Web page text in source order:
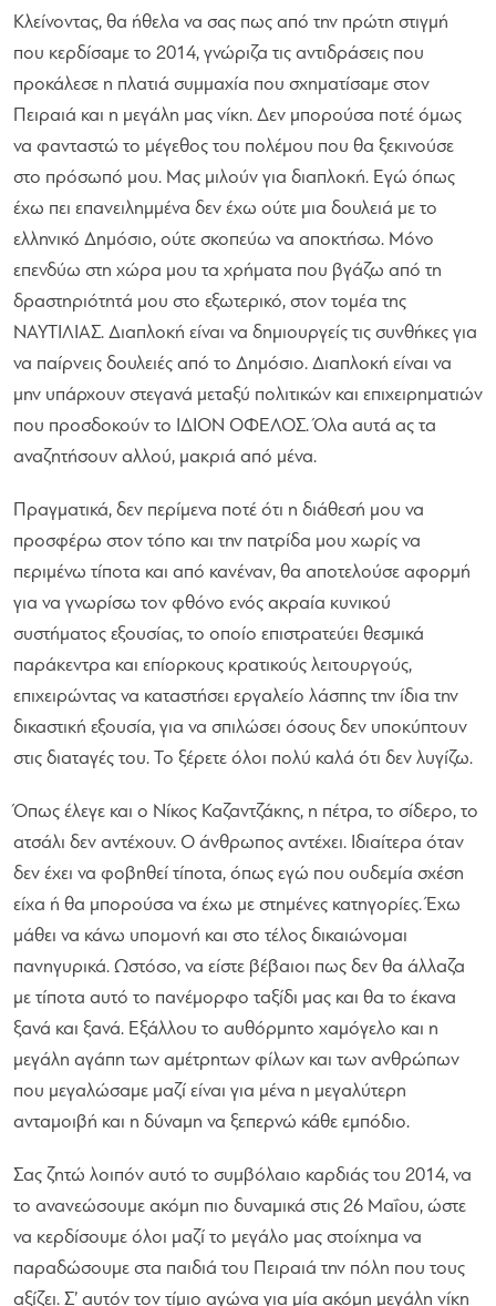
Κλείνοντας, θα ήθελα να σας πως από την πρώτη στιγμή
που κερδίσαμε το 2014, γνώριζα τις αντιδράσεις που
προκάλεσε η πλατιά συμμαχία που σχηματίσαμε στον
Πειραιά και η μεγάλη μας νίκη. Δεν μπορούσα ποτέ όμως
να φανταστώ το μέγεθος του πολέμου που θα ξεκινούσε
στο πρόσωπό μου. Μας μιλούν για διαπλοκή. Εγώ όπως
έχω πει επανειλημμένα δεν έχω ούτε μια δουλειά με το
ελληνικό Δημόσιο, ούτε σκοπεύω να αποκτήσω. Μόνο
επενδύω στη χώρα μου τα χρήματα που βγάζω από τη
δραστηριότητά μου στο εξωτερικό, στον τομέα της
ΝΑΥΤΙΛΙΑΣ. Διαπλοκή είναι να δημιουργείς τις συνθήκες για
να παίρνεις δουλειές από το Δημόσιο. Διαπλοκή είναι να
μην υπάρχουν στεγανά μεταξύ πολιτικών και επιχειρηματιών
που προσδοκούν το ΙΔΙΟΝ ΟΦΕΛΟΣ. Όλα αυτά ας τα
αναζητήσουν αλλού, μακριά από μένα.
Πραγματικά, δεν περίμενα ποτέ ότι η διάθεσή μου να
προσφέρω στον τόπο και την πατρίδα μου χωρίς να
περιμένω τίποτα και από κανέναν, θα αποτελούσε αφορμή
για να γνωρίσω τον φθόνο ενός ακραία κυνικού
συστήματος εξουσίας, το οποίο επιστρατεύει θεσμικά
παράκεντρα και επίορκους κρατικούς λειτουργούς,
επιχειρώντας να καταστήσει εργαλείο λάσπης την ίδια την
δικαστική εξουσία, για να σπιλώσει όσους δεν υποκύπτουν
στις διαταγές του. Το ξέρετε όλοι πολύ καλά ότι δεν λυγίζω.
Όπως έλεγε και ο Νίκος Καζαντζάκης, η πέτρα, το σίδερο, το
ατσάλι δεν αντέχουν. Ο άνθρωπος αντέχει. Ιδιαίτερα όταν
δεν έχει να φοβηθεί τίποτα, όπως εγώ που ουδεμία σχέση
είχα ή θα μπορούσα να έχω με στημένες κατηγορίες. Έχω
μάθει να κάνω υπομονή και στο τέλος δικαιώνομαι
πανηγυρικά. Ωστόσο, να είστε βέβαιοι πως δεν θα άλλαζα
με τίποτα αυτό το πανέμορφο ταξίδι μας και θα το έκανα
ξανά και ξανά. Εξάλλου το αυθόρμητο χαμόγελο και η
μεγάλη αγάπη των αμέτρητων φίλων και των ανθρώπων
που μεγαλώσαμε μαζί είναι για μένα η μεγαλύτερη
ανταμοιβή και η δύναμη να ξεπερνώ κάθε εμπόδιο.
Σας ζητώ λοιπόν αυτό το συμβόλαιο καρδιάς του 2014, να
το ανανεώσουμε ακόμη πιο δυναμικά στις 26 Μαΐου, ώστε
να κερδίσουμε όλοι μαζί το μεγάλο μας στοίχημα να
παραδώσουμε στα παιδιά του Πειραιά την πόλη που τους
αξίζει. Σ’ αυτόν τον τίμιο αγώνα για μία ακόμη μεγάλη νίκη